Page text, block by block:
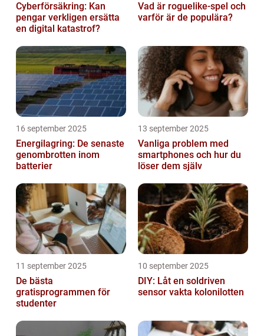
Cyberförsäkring: Kan
pengar verkligen ersätta
en digital katastrof?
Vad är roguelike-spel och
varför är de populära?
16 september 2025
Energilagring: De senaste
genombrotten inom
batterier
13 september 2025
Vanliga problem med
smartphones och hur du
löser dem själv
11 september 2025
De bästa
gratisprogrammen för
studenter
10 september 2025
DIY: Låt en soldriven
sensor vakta kolonilotten